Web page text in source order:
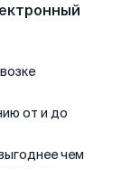
от и до
чем